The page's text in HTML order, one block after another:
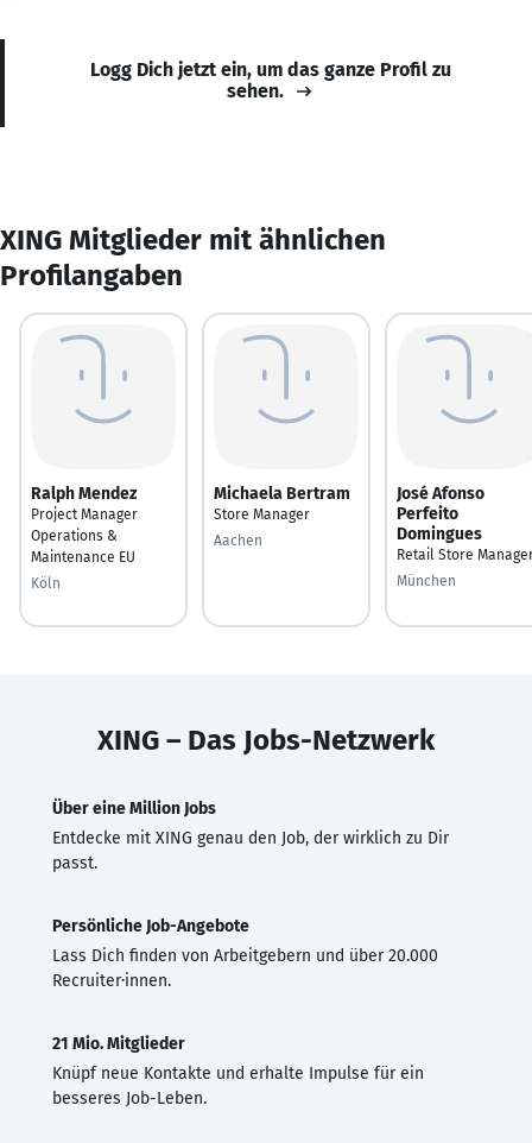
Logg Dich jetzt ein, um das ganze Profil zu
sehen.
XING Mitglieder mit ähnlichen
Profilangaben
Ralph Mendez
Project Manager
Operations &
Maintenance EU
Köln
Michaela Bertram
Store Manager
Aachen
José Afonso
Perfeito
Domingues
Retail Store
München
XING – Das Jobs-Netzwerk
Über eine Million Jobs
Entdecke mit XING genau den Job, der wirklich zu Dir
passt.
Persönliche Job-Angebote
Lass Dich finden von Arbeitgebern und über 20.000
Recruiter·innen.
21 Mio. Mitglieder
Knüpf neue Kontakte und erhalte Impulse für ein
besseres Job-Leben.